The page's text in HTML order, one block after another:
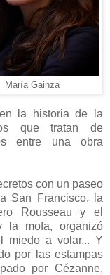
María Gainza
la historia de la
que tratan de
entre una obra
con un paseo
San Francisco, la
Rousseau y el
la mofa, organizó
miedo a volar... Y
por las estampas
por Cézanne,